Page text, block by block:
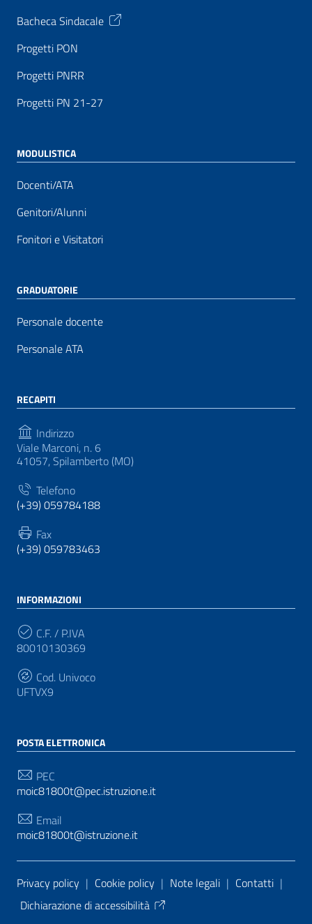
Bacheca Sindacale
Progetti PON
Progetti PNRR
Progetti PN 21-27
MODULISTICA
Docenti/ATA
Genitori/Alunni
Fonitori e Visitatori
GRADUATORIE
Personale docente
Personale ATA
RECAPITI
Indirizzo
Viale Marconi, n. 6
41057, Spilamberto (MO)
Telefono
(+39) 059784188
Fax
(+39) 059783463
INFORMAZIONI
C.F. / P.IVA
80010130369
Cod. Univoco
UFTVX9
POSTA ELETTRONICA
PEC
moic81800t@pec.istruzione.it
Email
moic81800t@istruzione.it
Sezione Link Utili
Privacy policy | Cookie policy | Note legali | Contatti |
Dichiarazione di accessibilità